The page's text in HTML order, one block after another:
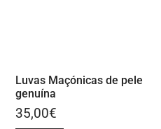
Luvas Maçónicas de pele
genuína
35,00€